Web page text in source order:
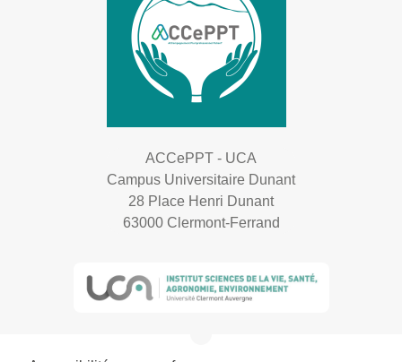
ACCePPT - UCA
Campus Universitaire Dunant
28 Place Henri Dunant
63000 Clermont-Ferrand